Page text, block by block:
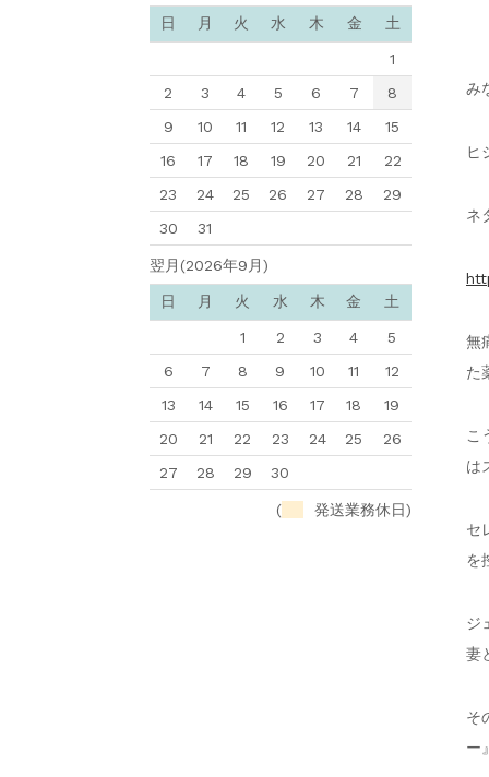
み
ヒ
ネ
無
た
こ
は
セ
を
ジ
妻
そ
ー
日 月 火 水 木 金 土
1
2
3 4 5 6 7
8
9
10 11 12 13 14
15
16
17 18 19 20 21
22
23
24 25 26 27 28
29
30
31
翌月(2026年9月)
日 月 火 水 木 金 土
1 2 3 4
5
6
7 8 9 10 11
12
13
14 15 16 17 18
19
20
21 22 23 24 25
26
27
28 29 30
( 発送業務休日)